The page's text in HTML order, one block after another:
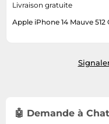
Taille-haies
Tuyaux d'arrosage
Informatique
Jeux électroniques
Machines à coudre
Objectifs photo
Vélos
Vélos biking
Équipement
Apple iPhone 14 Mauve 512
Livraison gratuite
🤖 Demande à